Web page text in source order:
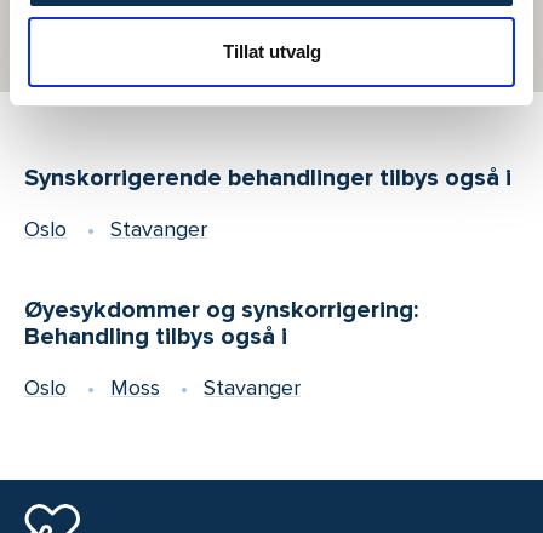
Tillat utvalg
Synskorrigerende behandlinger tilbys også i
Oslo Stavanger
Øyesykdommer og synskorrigering:
Behandling tilbys også i
Oslo Moss Stavanger